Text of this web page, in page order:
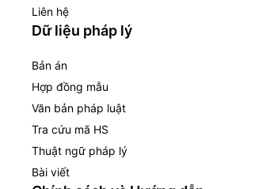
Liên hệ
Dữ liệu pháp lý
Bản án
Hợp đồng mẫu
Văn bản pháp luật
Tra cứu mã HS
Thuật ngữ pháp lý
Bài viết